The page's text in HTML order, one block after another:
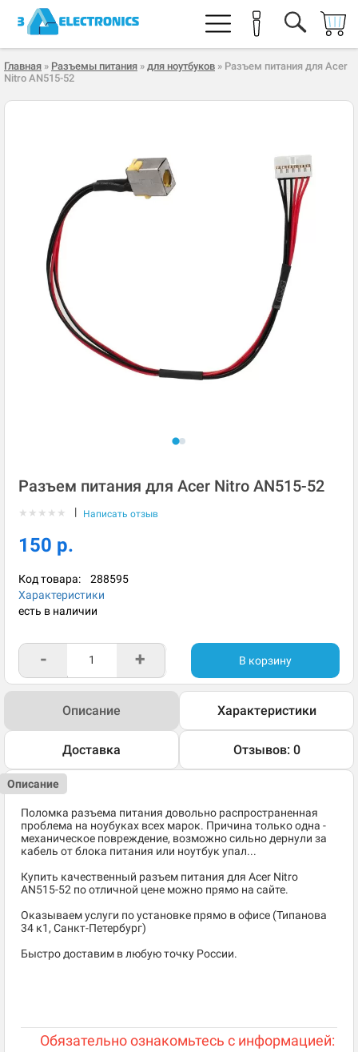
Главная » Разъемы питания » для ноутбуков » Разъем питания для Acer
Nitro AN515-52
Разъем питания для Acer Nitro AN515-52
★ ★ ★ ★ ★ | Написать отзыв
150 р.
Код товара: 288595
Характеристики
есть в наличии
- + В корзину
Описание Характеристики
Доставка Отзывов: 0
Описание
Поломка разъема питания довольно распространенная
проблема на ноубуках всех марок. Причина только одна -
механическое повреждение, возможно сильно дернули за
кабель от блока питания или ноутбук упал...
Купить качественный разъем питания для Acer Nitro
AN515-52 по отличной цене можно прямо на сайте.
Оказываем услуги по установке прямо в офисе (Типанова
34 к1, Санкт-Петербург)
Быстро доставим в любую точку России.
Обязательно ознакомьтесь с информацией: